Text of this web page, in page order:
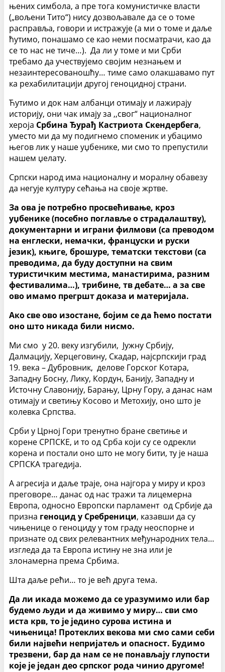
њених симбола, а пре тога комунистичке власти
(„вољени Тито“) нису дозвољавале да се о томе
расправља, говори и истражује (а ми о томе и даље
ћутимо, понашамо се као неми посматрачи, као да
се то нас не тиче…). Да ли у томе и ми Срби
требамо да учествујемо својим незнањем и
незаинтересованошћу… тиме само олакшавамо пут
ка рехабилитацији другој геноцидној страни.
Ћутимо и док нам албанци отимају и лажирају
историју, они чак имају за ,,свог“ националног
хероја Србина Ђурађ Кастриота Скендербега,
уместо ми да му подигнемо споменик и убацимо
његов лик у наше уџбенике, ми смо то препустили
нашем џелату.
Српски народ има националну и моралну обавезу
да негује културу сећања на своје жртве.
За ова је потребно просвећивање, кроз
уџбенике (посебно поглавље о страдалаштву),
документарни и играни филмови (са преводом
на енглески, немачки, француски и руски
језик), књиге, брошуре, тематски текстови (са
преводима, да буду доступни на свим
туристичким местима, манастирима, разним
фестивалима…), трибине, тв дебате… а за све
ово имамо прегршт доказа и материјала.
Ако све ово изостане, бојим се да ћемо постати
оно што никада били нисмо.
Ми смо у 20. веку изгубили, Јужну Србију,
Далмацију, Херцеговину, Скадар, најсрпскији град
19. века – Дубровник, делове Горског Котара,
Западну Босну, Лику, Кордун, Банију, Западну и
Источну Славонију, Барању, Црну Гору, а данас нам
отимају и светињу Косово и Метохију, оно што је
колевка Српства.
Срби у Црној Гори тренутно бране светиње и
корене СРПСКЕ, и то од Срба који су се одрекли
корена и постали оно што не могу бити, ту је наша
СРПСКА трагедија.
А агресија и даље траје, она најгора у миру и кроз
преговоре… данас од нас тражи та лицемерна
Европа, односно Европски парламент од Србије да
призна геноцид у Сребреници, казавши да су
чињенице о геноциду у том граду неоспорне и
признате од свих релевантних међународних тела…
изгледа да та Европа истину не зна или је
злонамерна према Србима.
Шта даље рећи… то је већ друга тема.
Да ли икада можемо да се уразумимо или бар
будемо људи и да живимо у миру… сви смо
иста крв, то је једино сурова истина и
чињеница! Протеклих векова ми смо сами себи
били највећи непријатељ и опасност. Будимо
трезвени, бар да нам се не понављају глупости
које је један део српског рода чинио другоме!